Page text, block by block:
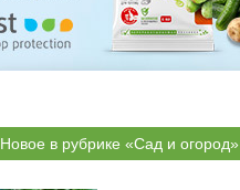
Новое в рубрике «Сад и огород»